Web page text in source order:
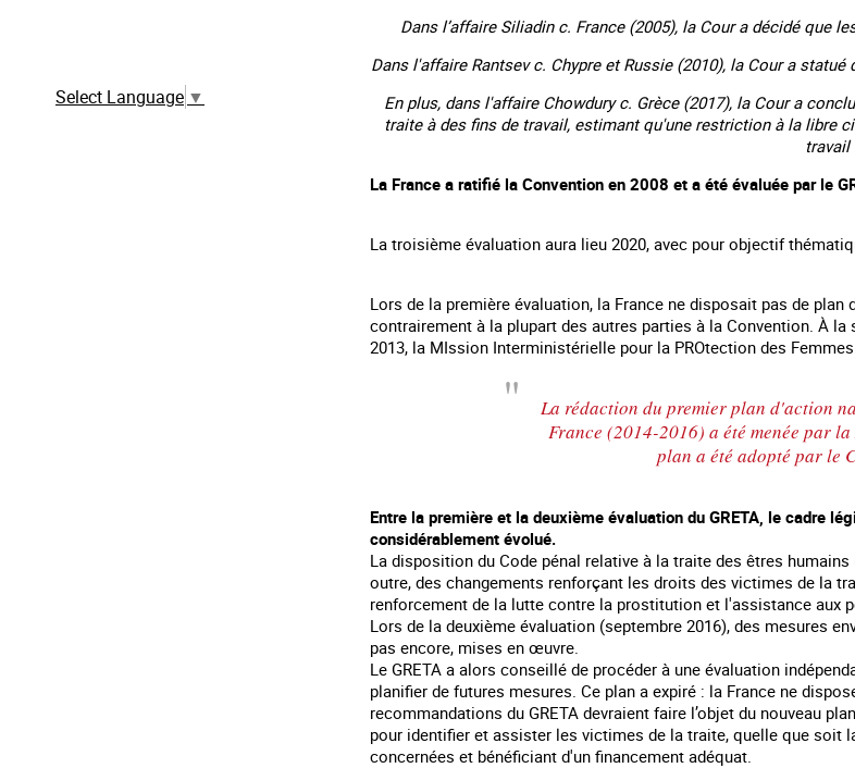
Select Language ▼
Dans l’affaire Siliadin c. France (2005), la Cour a décidé que
Dans l'affaire Rantsev c. Chypre et Russie (2010), la Cour a
En plus, dans l'affaire Chowdury c. Grèce (2017), la Cour a
traite à des fins de travail, estimant qu'une restriction à la libre
La France a ratifié la Convention en 2008 et a été évaluée par le
La troisième évaluation aura lieu 2020, avec pour objectif
Lors de la première évaluation, la France ne disposait pas de
contrairement à la plupart des autres parties à la Convention. À
2013, la MIssion Interministérielle pour la PROtection des
La rédaction du premier plan d'action
France (2014-2016) a été menée par
plan a été adopté par le
Entre la première et la deuxième évaluation du GRETA, le cadre
considérablement évolué.
La disposition du Code pénal relative à la traite des êtres
outre, des changements renforçant les droits des victimes de la
renforcement de la lutte contre la prostitution et l'assistance aux
Lors de la deuxième évaluation (septembre 2016), des mesures
pas encore, mises en œuvre.
Le GRETA a alors conseillé de procéder à une évaluation
planifier de futures mesures. Ce plan a expiré : la France ne
recommandations du GRETA devraient faire l’objet du nouveau
pour identifier et assister les victimes de la traite, quelle que
concernées et bénéficiant d'un financement adéquat.